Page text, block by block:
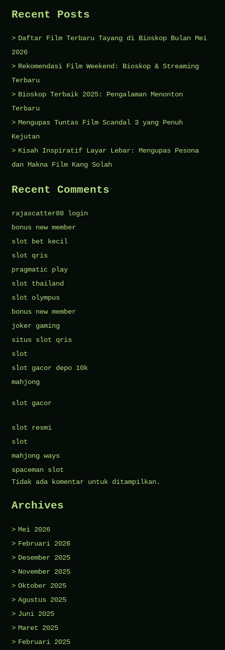
Recent Posts
Daftar Film Terbaru Tayang di Bioskop Bulan Mei
2026
Rekomendasi Film Weekend: Bioskop & Streaming
Terbaru
Bioskop Terbaik 2025: Pengalaman Menonton
Terbaru
Mengupas Tuntas Film Scandal 3 yang Penuh
Kejutan
Kisah Inspiratif Layar Lebar: Mengupas Pesona
dan Makna Film Kang Solah
Recent Comments
rajascatter88 login
bonus new member
slot bet kecil
slot qris
pragmatic play
slot thailand
slot olympus
bonus new member
joker gaming
situs slot qris
slot
slot gacor depo 10k
mahjong
slot gacor
slot resmi
slot
mahjong ways
spaceman slot
Tidak ada komentar untuk ditampilkan.
Archives
Mei 2026
Februari 2026
Desember 2025
November 2025
Oktober 2025
Agustus 2025
Juni 2025
Maret 2025
Februari 2025